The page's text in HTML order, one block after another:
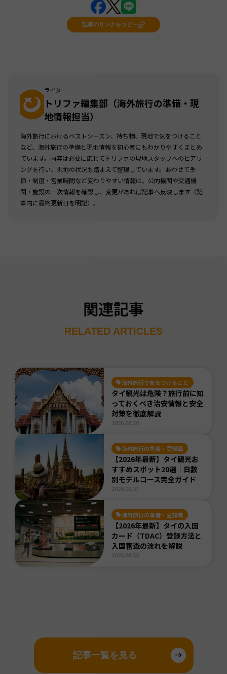
記事のリンクをコピー
ライター
トリファ編集部（海外旅行の準備・現
地情報担当）
海外旅行におけるベストシーズン、持ち物、現地で気をつけること
など、海外旅行の準備と現地情報を初心者にもわかりやすくまとめ
ています。内容は必要に応じてトリファの現地スタッフへのヒアリ
ングを行い、現地の状況も踏まえて整理しています。あわせて季
節・制度・営業時間など変わりやすい情報は、公的機関や交通機
関・施設の一次情報を確認し、変更があれば記事へ反映します（記
事内に最終更新日を明記）。
関連記事
RELATED ARTICLES
海外旅行で気をつけること
タイ観光は危険？旅行前に知
っておくべき治安情報と安全
対策を徹底解説
海外旅行の準備・豆知識
【2026年最新】タイ観光お
すすめスポット20選｜日数
別モデルコース完全ガイド
海外旅行の準備・豆知識
【2026年最新】タイの入国
カード（TDAC）登録方法と
入国審査の流れを解説
記事一覧を見る